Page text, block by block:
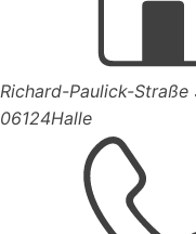
Richard-Paulick-Straße
06124Halle